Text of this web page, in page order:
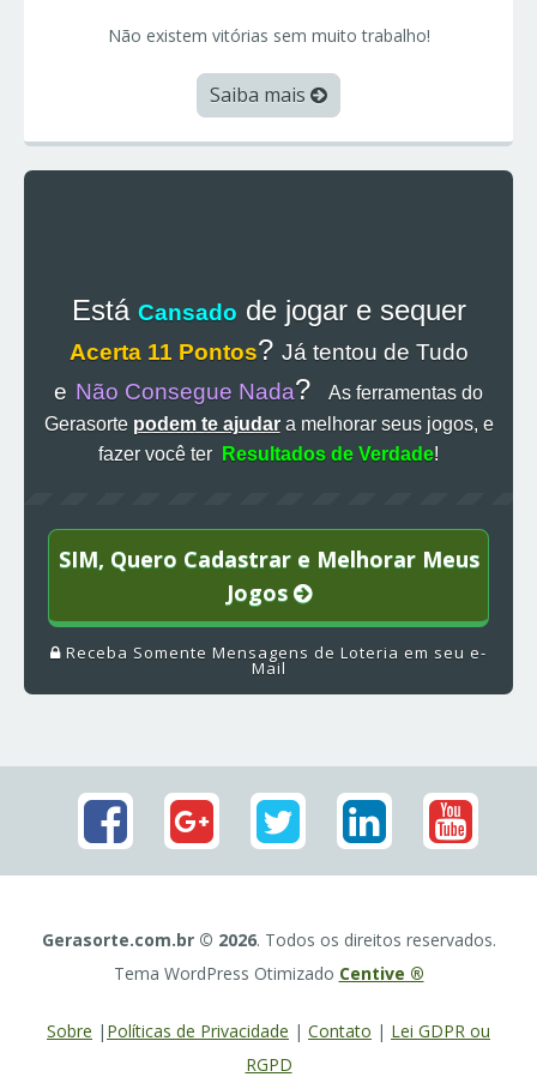
Não existem vitórias sem muito trabalho!
Saiba mais
Está Cansado de jogar e sequer
Acerta 11 Pontos? Já tentou de Tudo
e Não Consegue Nada?
As ferramentas do
Gerasorte podem te ajudara melhorar seus jogos, e
fazer você ter
Resultados de Verdade!
SIM, Quero Cadastrar e Melhorar Meus
Jogos
Receba Somente Mensagens de Loteria em seu e-
Mail
Gerasorte.com.br © 2026. Todos os direitos reservados.
Tema WordPress Otimizado Centive ®
Sobre | Políticas de Privacidade | Contato | Lei GDPR ou
RGPD